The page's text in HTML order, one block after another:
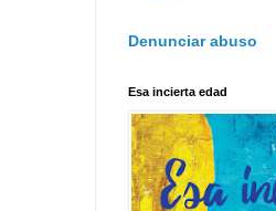
Denunciar abuso
Esa incierta edad